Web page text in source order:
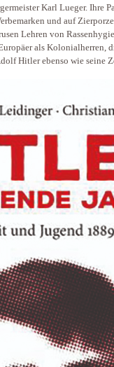
Karl Lueger. Ihre
und auf
Lehren von
als Kolonialherren,
Hitler ebenso wie seine